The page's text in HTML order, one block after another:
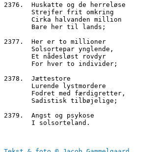
2376.  Huskatte og de herreløse
       Strejfer frit omkring
       Cirka halvanden million
       Bare her til lands;
2377.  Her er to millioner
       Solsortepar ynglende,
       Et nådesløst rovdyr
       For hver to individer;
2378.  Jættestore
       Lurende lystmordere
       Fodret med færdigretter,
       Sadistisk tilbøjelige;
2379.  Angst og psykose
       I solsorteland.